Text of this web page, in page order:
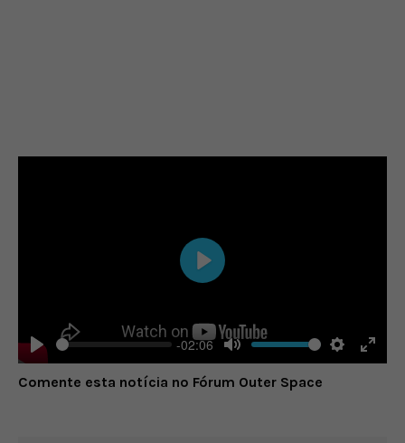
Play
-02:06
Mute Settings
Enter
Play
Comente esta notícia no Fórum Outer Space